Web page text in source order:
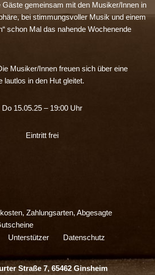
Gäste gemeinsam mit den Musiker/Innen in
bei stimmungsvoller Musik und einem
schon Mal das nahende Wochenende
Musiker/Innen freuen sich über eine
lautlos in den Hut gleitet.
Do 15.05.25 – 19:00 Uhr
Eintritt frei
Zahlungsarten, Abgesagte
Unterstützer
Datenschutz
Straße 7, 65462 Ginsheim